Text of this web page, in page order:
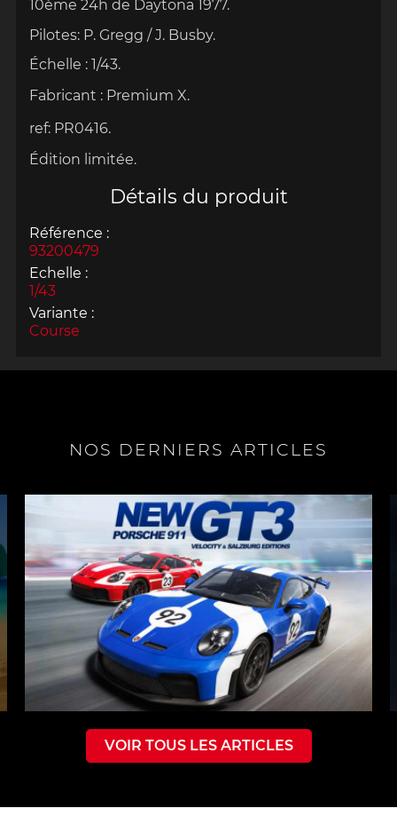
10ème 24h de Daytona 1977.
Pilotes: P. Gregg / J. Busby.
Échelle : 1/43.
Fabricant : Premium X.
ref: PR0416.
Édition limitée.
Détails du produit
Référence :
93200479
Echelle :
1/43
Variante :
Course
NOS DERNIERS ARTICLES
VOIR TOUS LES ARTICLES